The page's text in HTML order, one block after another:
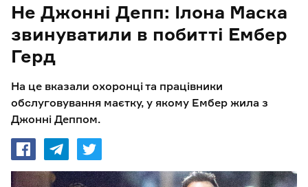
Не Джонні Депп: Ілона Маска
звинуватили в побитті Ембер
Герд
На це вказали охоронці та працівники
обслуговування маєтку, у якому Ембер жила з
Джонні Деппом.